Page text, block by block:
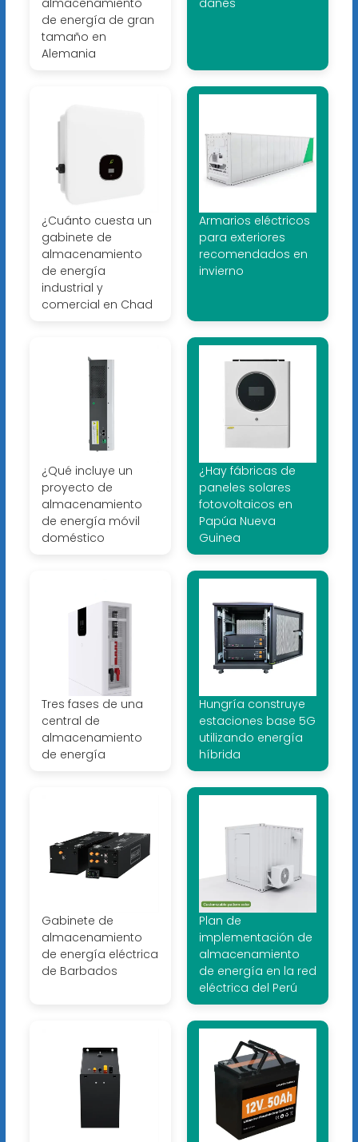
almacenamiento
de energía de gran
tamaño en
Alemania
danés
¿Cuánto cuesta un
gabinete de
almacenamiento
de energía
industrial y
comercial en Chad
Armarios eléctricos
para exteriores
recomendados en
invierno
¿Qué incluye un
proyecto de
almacenamiento
de energía móvil
doméstico
¿Hay fábricas de
paneles solares
fotovoltaicos en
Papúa Nueva
Guinea
Tres fases de una
central de
almacenamiento
de energía
Hungría construye
estaciones base 5G
utilizando energía
híbrida
Gabinete de
almacenamiento
de energía eléctrica
de Barbados
Plan de
implementación de
almacenamiento
de energía en la red
eléctrica del Perú